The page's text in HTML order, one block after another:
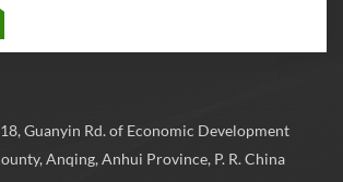
Guanyin Rd. of Economic Development
Anqing, Anhui Province, P. R. China